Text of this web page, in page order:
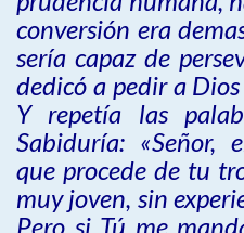
conversión era
sería capaz de
dedicó a pedir a
Y repetía las
Sabiduría: «Señor,
que procede de tu
muy joven, sin
Pero si Tú me